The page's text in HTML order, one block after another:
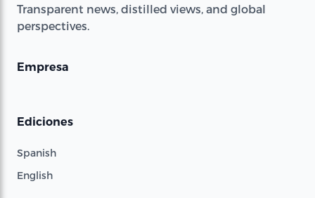
Transparent news, distilled views, and global
perspectives.
Empresa
Ediciones
Spanish
English